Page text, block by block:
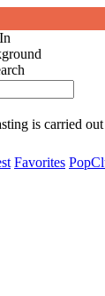
Favorites Pop
is carried